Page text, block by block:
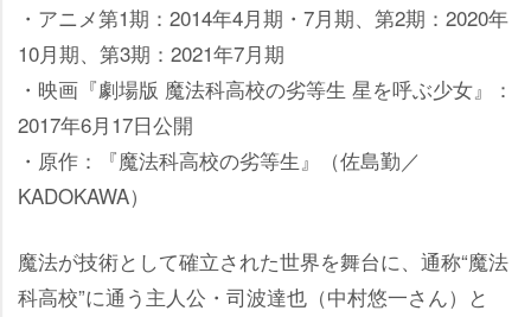
・アニメ第1期：2014年4月期・7月期、第2期：2020年
10月期、第3期：2021年7月期
・映画『劇場版 魔法科高校の劣等生 星を呼ぶ少女』：
2017年6月17日公開
・原作：『魔法科高校の劣等生』（佐島勤／
KADOKAWA）
魔法が技術として確立された世界を舞台に、通称“魔法
科高校”に通う主人公・司波達也（中村悠一さん）と